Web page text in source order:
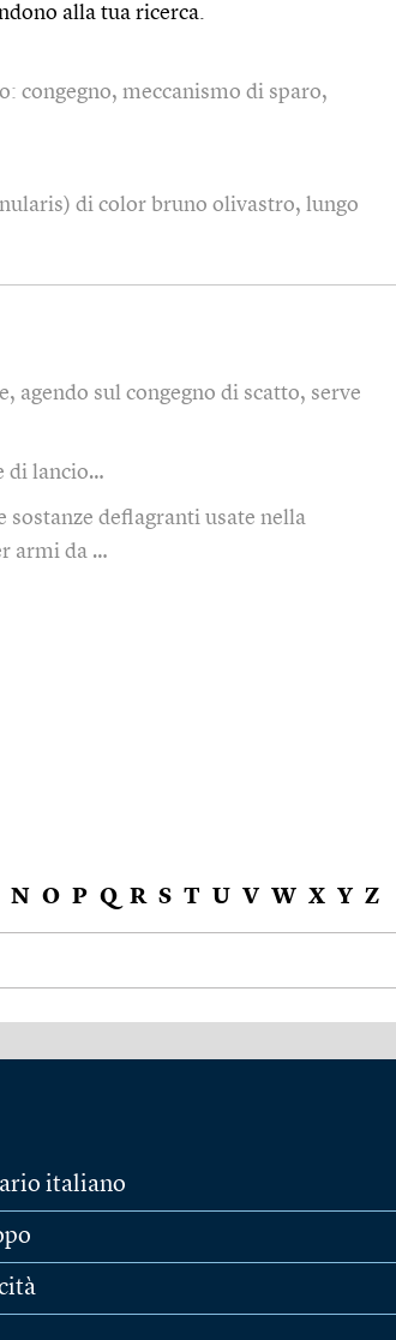
alla tua ricerca.
congegno, meccanismo di sparo,
di color bruno olivastro, lungo
agendo sul congegno di scatto, serve
di lancio…
sostanze deflagranti usate nella
armi da …
N O P Q R S T U V W X Y Z
italiano